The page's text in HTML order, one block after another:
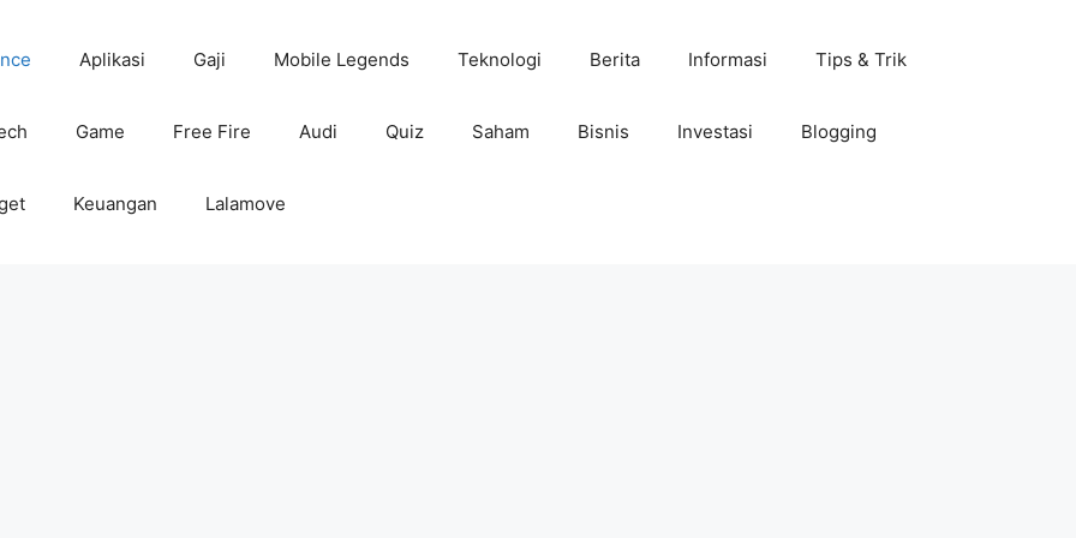
Aplikasi Gaji Mobile Legends Teknologi Berita Informasi Tips & Trik
Game Free Fire Audi Quiz Saham Bisnis Investasi Blogging
Keuangan Lalamove